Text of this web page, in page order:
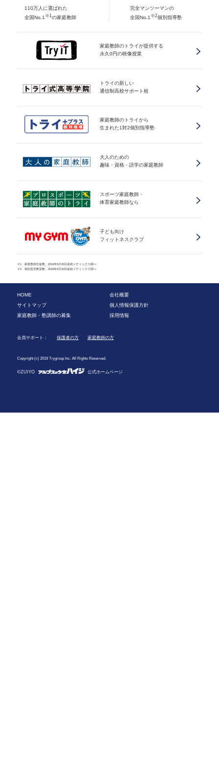
110万人に選ばれた
全国No.1 ※1の家庭教師
完全マンツーマンの
全国No.1 ※2個別指導塾
家庭教師のトライが提供する
永久0円の映像授業
トライの新しい
通信制高校サポート校
家庭教師のトライから
生まれた1対2個別指導塾
大人のための
趣味・資格・語学の家庭教師
スポーツ家庭教師・
体育家庭教師なら
子ども向け
フィットネスクラブ
※1 家庭教師生徒数、2016年5月20日産經メディックス調べ
※2 個別直営教室数、2016年5月20日産經メディックス調べ
HOME
会社概要
サイトマップ
個人情報保護方針
家庭教師・塾講師の募集
採用情報
会員サポート： 保護者の方 家庭教師の方
Copyright (c) 2019 Trygroup Inc. All Rights Reserved.
©ZUIYO 公式ホームページ